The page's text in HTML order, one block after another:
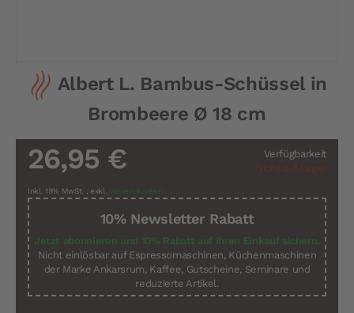
Anfang
Albert L. Bambus-Schüssel in
Brombeere Ø 18 cm
Verfügbarkeit
Nicht auf Lager
26,95 €
Inkl. 19% MwSt. , exkl. Versandkosten
10% Newsletter Rabatt
Jetzt abonnieren und 10% Rabatt auf Ihren Einkauf sichern.
Nicht einlösbar auf Espressomaschinen, Küchenmaschinen
der Marke Ankarsrum, Kaffee, Gutscheine, Seminare und
reduzierte Artikel.